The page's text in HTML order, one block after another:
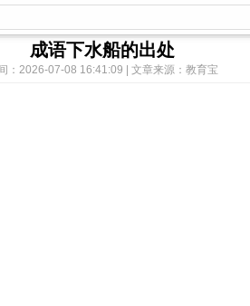
成语下水船的出处
：2026-07-08 16:41:09 | 文章来源：教育宝